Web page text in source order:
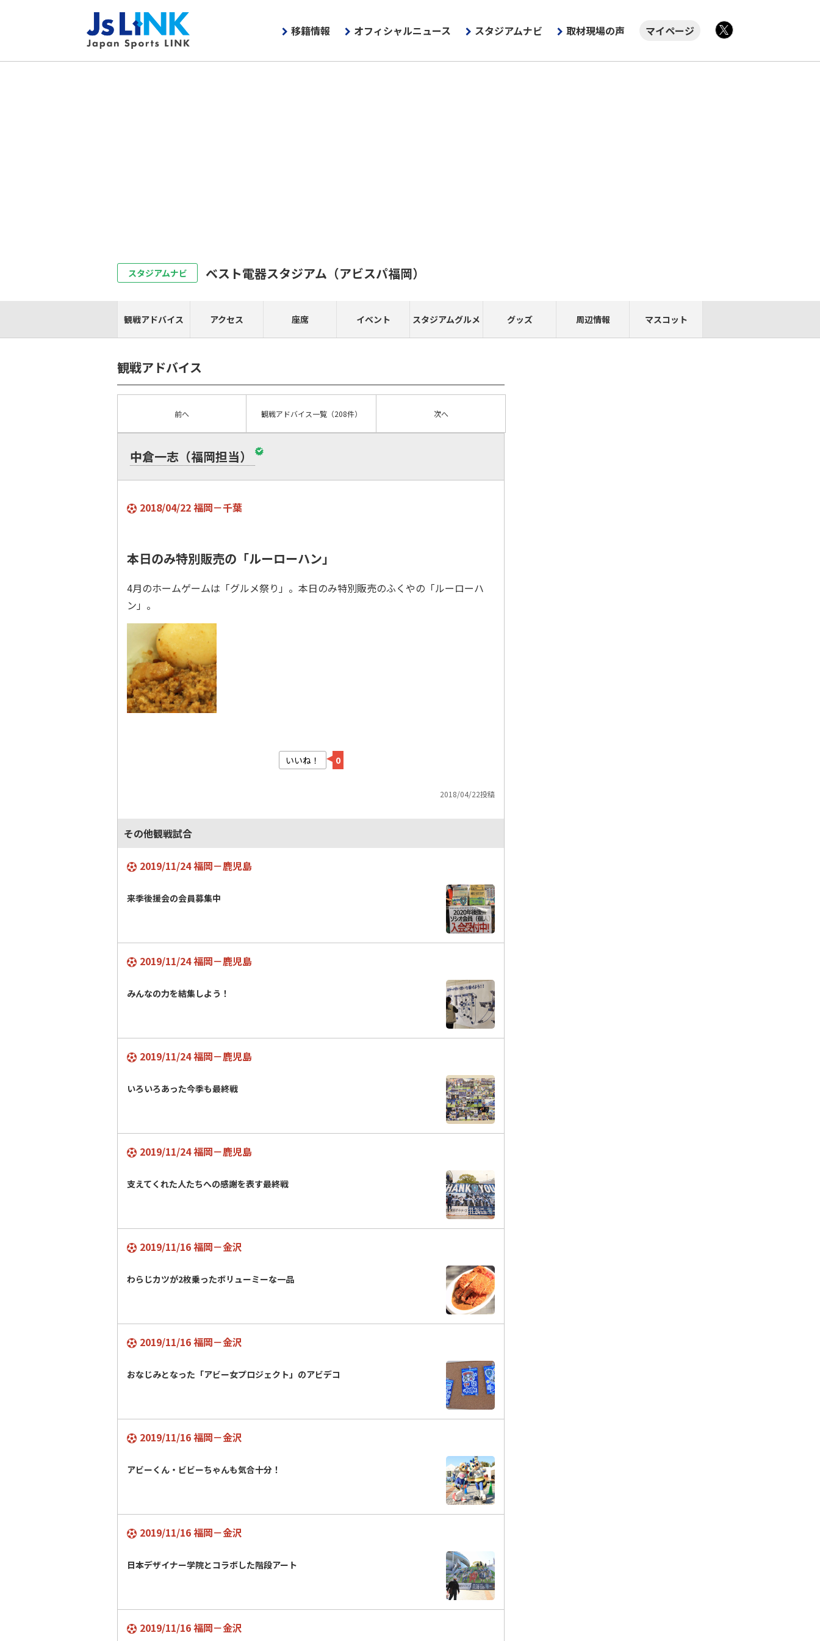
移籍情報 オフィシャルニュース スタジアムナビ 取材現場の声
マイページ
スタジアムナビ ベスト電器スタジアム （アビスパ福岡）
観戦アドバイス アクセス 座席 イベント スタジアムグルメ グッズ 周辺情報 マスコット
観戦アドバイス
前へ 観戦アドバイス一覧（208件） 次へ
中倉一志（福岡担当）
2018/04/22 福岡－千葉
本日のみ特別販売の「ルーローハン」
4月のホームゲームは「グルメ祭り」。本日のみ特別販売のふくやの「ルーローハ
ン」。
いいね！ 0
2018/04/22投稿
その他観戦試合
2019/11/24 福岡－鹿児島
来季後援会の会員募集中
2019/11/24 福岡－鹿児島
みんなの力を結集しよう！
2019/11/24 福岡－鹿児島
いろいろあった今季も最終戦
2019/11/24 福岡－鹿児島
支えてくれた人たちへの感謝を表す最終戦
2019/11/16 福岡－金沢
わらじカツが2枚乗ったボリューミーな一品
2019/11/16 福岡－金沢
おなじみとなった「アビー女プロジェクト」のアビデコ
2019/11/16 福岡－金沢
アビーくん・ビビーちゃんも気合十分！
2019/11/16 福岡－金沢
日本デザイナー学院とコラボした階段アート
2019/11/16 福岡－金沢